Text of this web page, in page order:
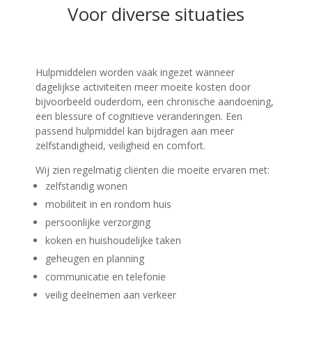
Voor diverse situaties
Hulpmiddelen worden vaak ingezet wanneer
dagelijkse activiteiten meer moeite kosten door
bijvoorbeeld ouderdom, een chronische aandoening,
een blessure of cognitieve veranderingen. Een
passend hulpmiddel kan bijdragen aan meer
zelfstandigheid, veiligheid en comfort.
Wij zien regelmatig cliënten die moeite ervaren met:
zelfstandig wonen
mobiliteit in en rondom huis
persoonlijke verzorging
koken en huishoudelijke taken
geheugen en planning
communicatie en telefonie
veilig deelnemen aan verkeer